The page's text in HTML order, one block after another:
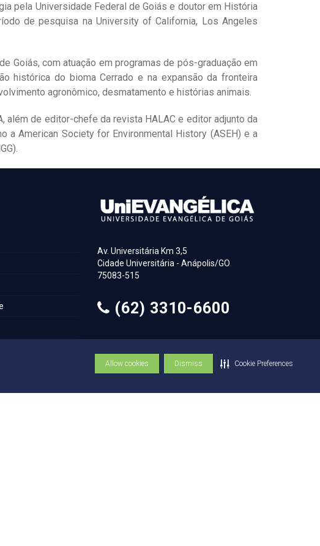
Allow cookies Dismiss Cookie Preferences
pela Universidade Federal de Goiás e doutor em História
de pesquisa na University of California, Los Angeles
Goiás, com atuação em programas de pós-graduação em
histórica do bioma Cerrado e na expansão da fronteira
agronômico, desmatamento e histórias animais.
além de editor-chefe da revista HALAC e editor adjunto da
a American Society for Environmental History (ASEH) e a
Av. Universitária Km 3,5
Cidade Universitária - Anápolis/GO
75083-515
(62) 3310-6600